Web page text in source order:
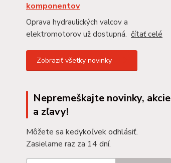
komponentov
Oprava hydraulických valcov a
elektromotorov už dostupná. čítať celé
Zobraziť všetky novinky
Nepremeškajte novinky, akcie
a zľavy!
Môžete sa kedykoľvek odhlásiť.
Zasielame raz za 14 dní.